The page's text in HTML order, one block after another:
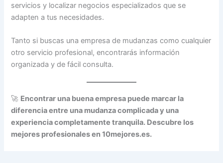
servicios y localizar negocios especializados que se
adapten a tus necesidades.
Tanto si buscas una empresa de mudanzas como cualquier
otro servicio profesional, encontrarás información
organizada y de fácil consulta.
🚀 Encontrar una buena empresa puede marcar la
diferencia entre una mudanza complicada y una
experiencia completamente tranquila. Descubre los
mejores profesionales en 10mejores.es.